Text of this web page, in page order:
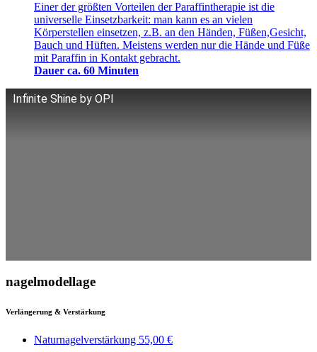
Einer der größten Vorteilen der Paraffintherapie ist die
universelle Einsetzbarkeit: man kann es an vielen
Körperstellen einsetzen, z.B. an den Händen, Füßen,Gesicht,
Bauch und Hüften. Meistens werden nur die Hände und Füße
mit Paraffin in Kontakt gebracht.
Dauer ca. 60 Minuten
Infinite Shine by OPI
nagelmodellage
Verlängerung & Verstärkung
Naturnagelverstärkung 55,00 €